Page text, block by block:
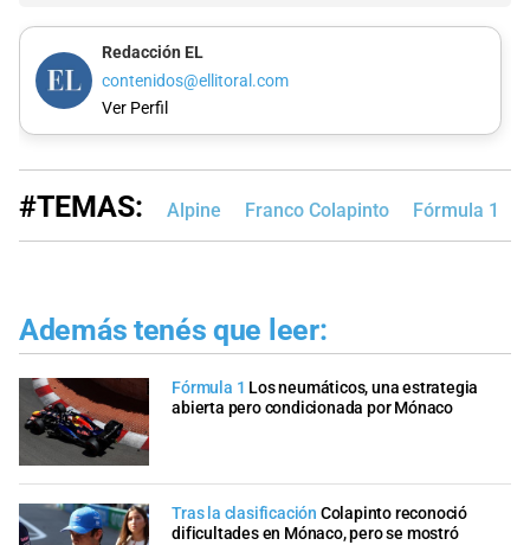
Redacción EL
contenidos@ellitoral.com
Ver Perfil
#TEMAS: Alpine Franco Colapinto Fórmula 1
Además tenés que leer:
Fórmula 1 Los neumáticos, una estrategia
abierta pero condicionada por Mónaco
Tras la clasificación Colapinto reconoció
dificultades en Mónaco, pero se mostró